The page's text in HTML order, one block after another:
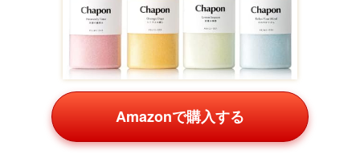
Amazonで購入する